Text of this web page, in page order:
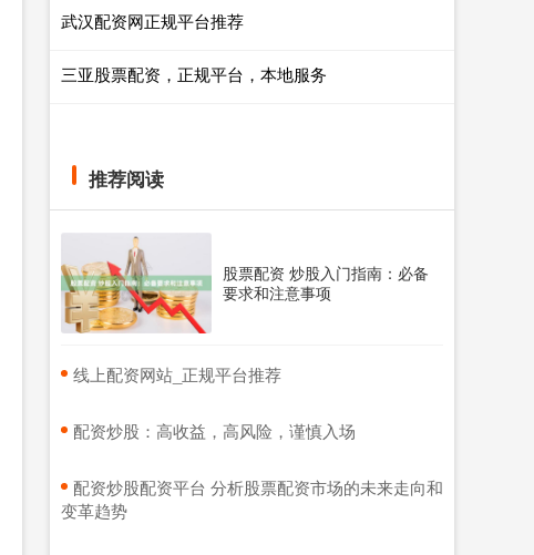
武汉配资网正规平台推荐
三亚股票配资，正规平台，本地服务
推荐阅读
股票配资 炒股入门指南：必备
要求和注意事项
​线上配资网站_正规平台推荐
​配资炒股：高收益，高风险，谨慎入场
​配资炒股配资平台 分析股票配资市场的未来走向和
变革趋势